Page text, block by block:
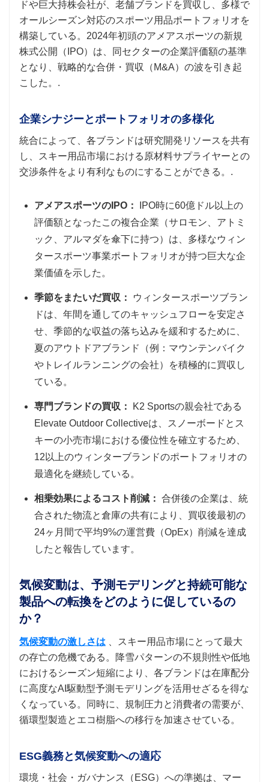
ドや巨大持株会社が、老舗ブランドを買収し、多様で
オールシーズン対応のスポーツ用品ポートフォリオを
構築している。2024年初頭のアメアスポーツの新規
株式公開（IPO）は、同セクターの企業評価額の基準
となり、戦略的な合併・買収（M&A）の波を引き起
こした。.
企業シナジーとポートフォリオの多様化
統合によって、各ブランドは研究開発リソースを共有
し、スキー用品市場における原材料サプライヤーとの
交渉条件をより有利なものにすることができる。.
アメアスポーツのIPO：
IPO時に60億ドル以上の
評価額となったこの複合企業（サロモン、アトミ
ック、アルマダを傘下に持つ）は、多様なウィン
タースポーツ事業ポートフォリオが持つ巨大な企
業価値を示した。
季節をまたいだ買収：
ウィンタースポーツブラン
ドは、年間を通してのキャッシュフローを安定さ
せ、季節的な収益の落ち込みを緩和するために、
夏のアウトドアブランド（例：マウンテンバイク
やトレイルランニングの会社）を積極的に買収し
ている。
専門ブランドの買収：
K2 Sportsの親会社である
Elevate Outdoor Collectiveは、スノーボードとス
キーの小売市場における優位性を確立するため、
12以上のウィンターブランドのポートフォリオの
最適化を継続している。
相乗効果によるコスト削減： 合併後の企業は、統
合された物流と倉庫の共有により、買収後最初の
24ヶ月間で平均9%の運営費（OpEx）削減を達成
したと報告しています。
気候変動は、予測モデリングと持続可能な
製品への転換をどのように促しているの
か？
気候変動の激しさは 、スキー用品市場にとって最大
の存亡の危機である。降雪パターンの不規則性や低地
におけるシーズン短縮により、各ブランドは在庫配分
に高度なAI駆動型予測モデリングを活用せざるを得な
くなっている。同時に、規制圧力と消費者の需要が、
循環型製造とエコ樹脂への移行を加速させている。
ESG義務と気候変動への適応
環境・社会・ガバナンス（ESG）への準拠は、マー